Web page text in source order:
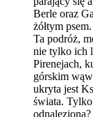
Berle oraz
żółtym
Ta podróż,
nie tylko ich
Pirenejach,
górskim
ukryta jest
świata.